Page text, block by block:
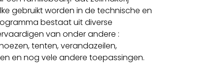
gebruikt worden in de technische en
bestaat uit diverse
van onder andere :
tenten, verandazeilen,
en nog vele andere toepassingen.